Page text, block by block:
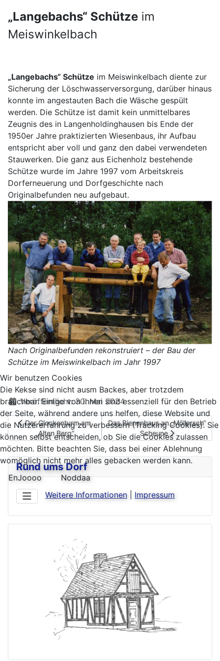
Rund ums Dorf
„Langebachs“ Schütze im
Meiswinkelbach
„Langebachs“ Schütze im Meiswinkelbach diente zur
Sicherung der Löschwasserversorgung, darüber hinaus
konnte im angestauten Bach die Wäsche gespült
werden. Die Schütze ist damit kein unmittelbares
Zeugnis des in Langenholdinghausen bis Ende der
1950er Jahre praktizierten Wiesenbaus, ihr Aufbau
entspricht aber voll und ganz den dabei verwendeten
Stauwerken. Die ganz aus Eichenholz bestehende
Schütze wurde im Jahre 1997 vom Arbeitskreis
Dorferneuerung und Dorfgeschichte nach
Originalbefunden neu aufgebaut.
Nach Originalbefunden rekonstruiert – der Bau der
Schütze im Meiswinkelbach im Jahr 1997
DetailsVeröffentlicht: 30. Mai 2024
Vorheriger Beitrag: Der Glockenturm am „Alten Berg“
Der Glockenturm am
„Alten Berg“
Nächster Beitrag: Das Bienenhaus
Das Bienenhaus an „Möllersch“
Scheune
Wir benutzen Cookies
Die Kekse sind nicht ausm Backes, aber trotzdem
brauchbar. Einige von ihnen sind essenziell für den Betrieb
der Seite, während andere uns helfen, diese Website und
die Nutzererfahrung zu verbessern (Tracking Cookies). Sie
können selbst entscheiden, ob Sie die Cookies zulassen
möchten. Bitte beachten Sie, dass bei einer Ablehnung
womöglich nicht mehr alles gebacken werden kann.
EnJoooo
Noddaa
Weitere Informationen
Impressum